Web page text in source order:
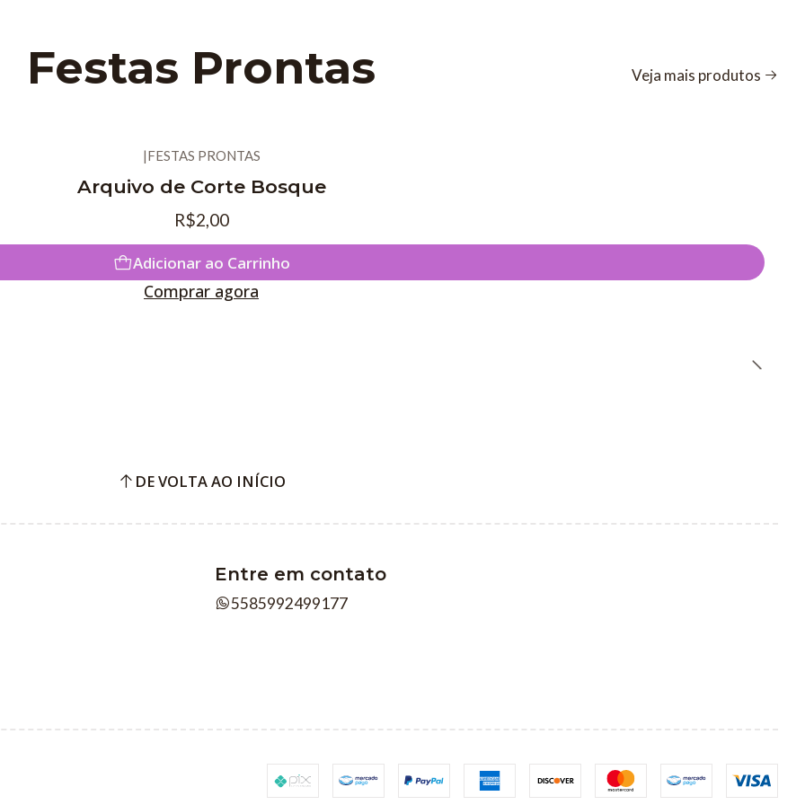
Festas Prontas Veja mais produtos
|FESTAS PRONTAS
Arquivo de Corte Bosque
R$2,00
Adicionar ao Carrinho
Comprar agora
DE VOLTA AO INÍCIO
Entre em contato
5585992499177